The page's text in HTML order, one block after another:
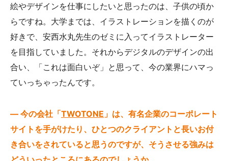
絵やデザインを仕事にしたいと思ったのは、子供の頃か
らですね。大学までは、イラストレーションを描くのが
好きで、安西水丸先生のゼミに入ってイラストレーター
を目指していました。それからデジタルのデザインの出
合い、「これは面白いぞ」と思って、今の業界にハマっ
ていっちゃったんです。
— 今の会社「TWOTONE 」は、有名企業のコーポレート
サイトを手がけたり、ひとつのクライアントと長いお付
き合いをされていると思うのですが、そうさせる強みは